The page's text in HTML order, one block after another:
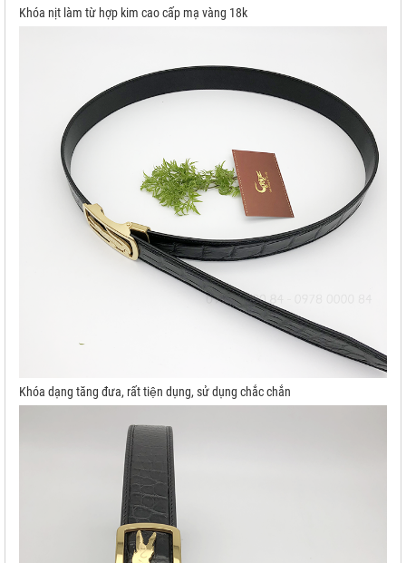
Khóa nịt làm từ hợp kim cao cấp mạ vàng 18k
Khóa dạng tăng đưa, rất tiện dụng, sử dụng chắc chắn